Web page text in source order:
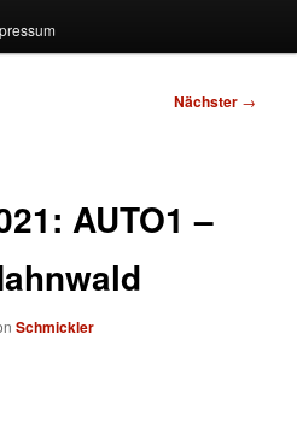
Nächster →
AUTO1 –
Schmickler